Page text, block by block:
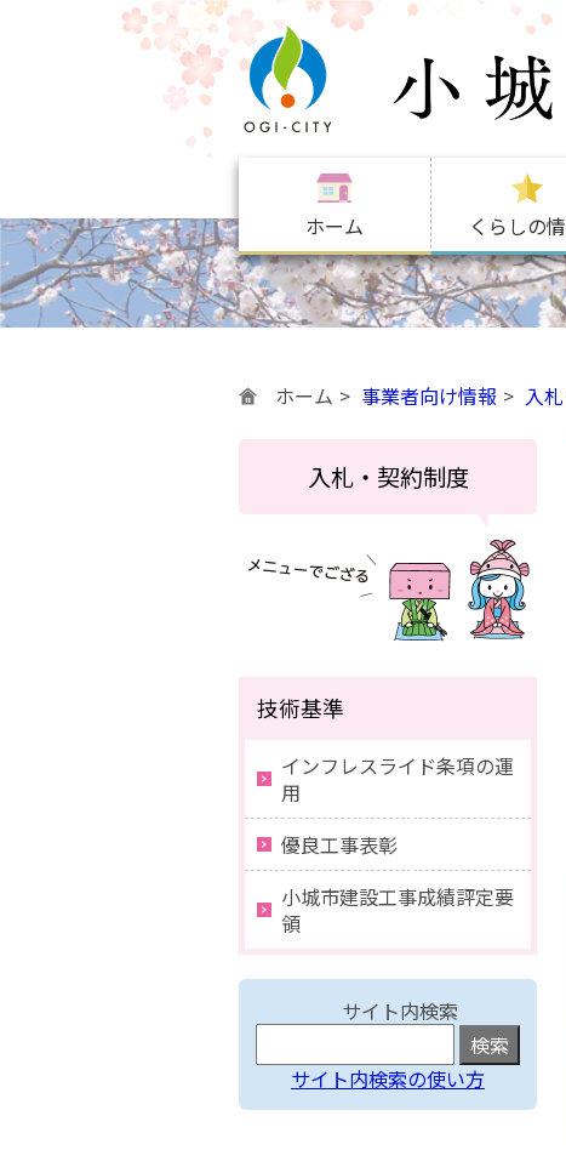
ホーム くらしの
ホーム 事業者向け情報 入
入札・契約制度
技術基準
インフレスライド条項の運
用
優良工事表彰
小城市建設工事成績評定要
領
サイト内検索
サイト内検索の使い方